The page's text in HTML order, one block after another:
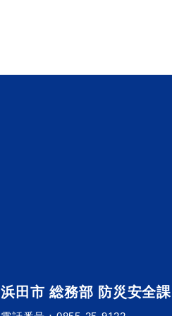
便利なサービス
浜田市 総務部 防災安全課